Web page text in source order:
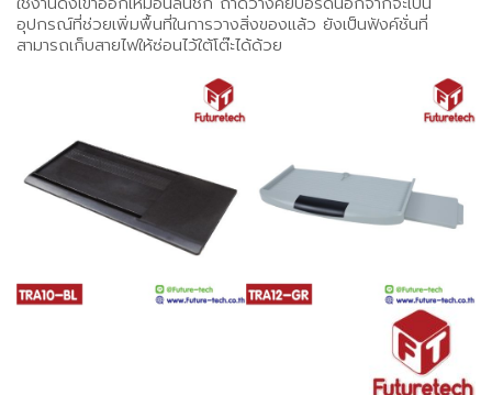
อุปกรณ์ที่ช่วยเพิ่มพื้นที่ในการวางสิ่งของแล้ว ยังเป็นฟังค์ชั่นที่
สามารถเก็บสายไฟให้ซ่อนไว้ใต้โต๊ะได้ด้วย